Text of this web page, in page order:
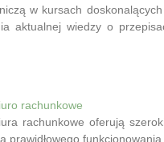
w kursach
aktualnej wiedzy o
rachunkowe
rachunkowe oferują
prawidłowego